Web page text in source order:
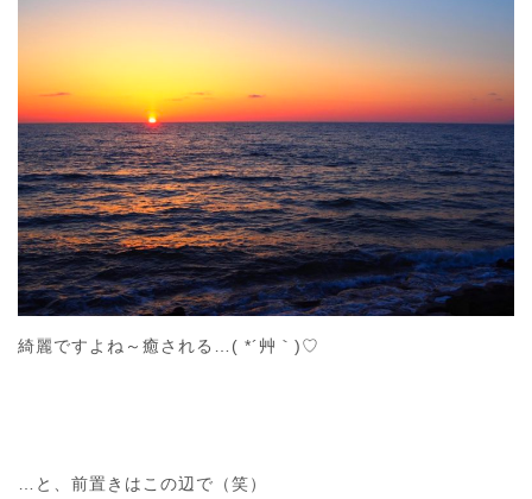
綺麗ですよね～癒される…( *´艸｀)♡
…と、前置きはこの辺で（笑）